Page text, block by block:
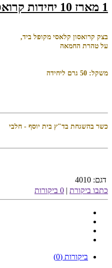
1 מארז 10 יחידות קרואסון חמאה מיני
בצק קרואסון קלאסי מקופל ביד,
על טהרת החמאה
משקל: 50 גרם ליחידה
כשר בהשגחת בד"ץ בית יוסף - חלבי
דגם: 4010
כתבו ביקורת | 0 ביקורות
ביקורות (0)